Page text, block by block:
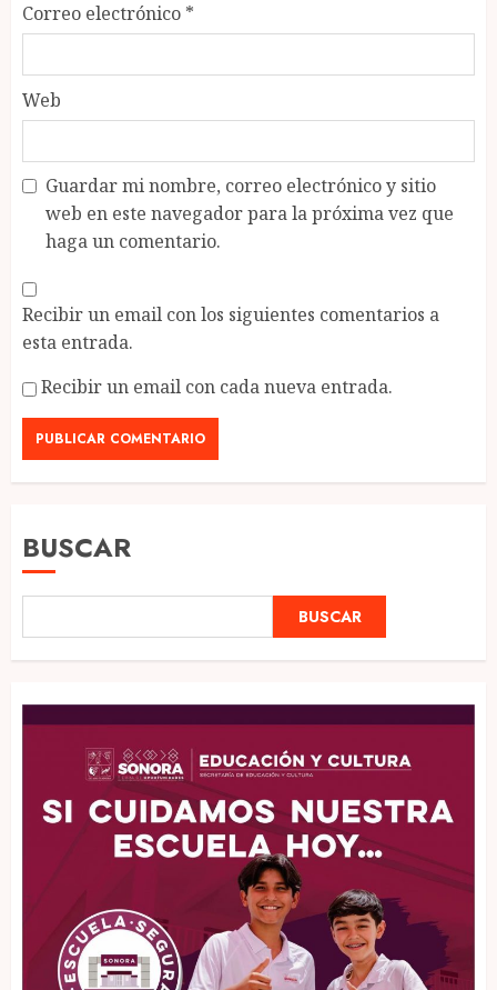
Correo electrónico *
Web
Guardar mi nombre, correo electrónico y sitio
web en este navegador para la próxima vez que
haga un comentario.
Recibir un email con los siguientes comentarios a
esta entrada.
Recibir un email con cada nueva entrada.
BUSCAR
BUSCAR